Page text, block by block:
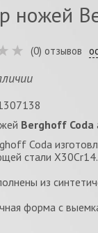
ножей
(0) отзывов
Berghoff Coda
Coda
стали X30Cr14.
из
форма с